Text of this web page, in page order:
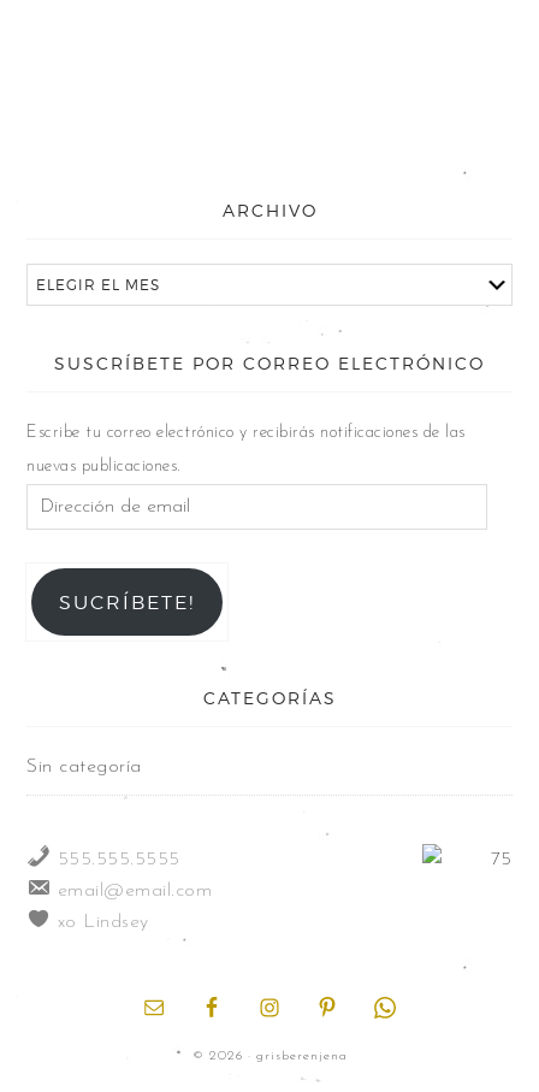
ARCHIVO
SUSCRÍBETE POR CORREO ELECTRÓNICO
Escribe tu correo electrónico y recibirás notificaciones de las
nuevas publicaciones.
SUCRÍBETE!
CATEGORÍAS
Sin categoría
555.555.5555
email@email.com
xo Lindsey
© 2026 · grisberenjena